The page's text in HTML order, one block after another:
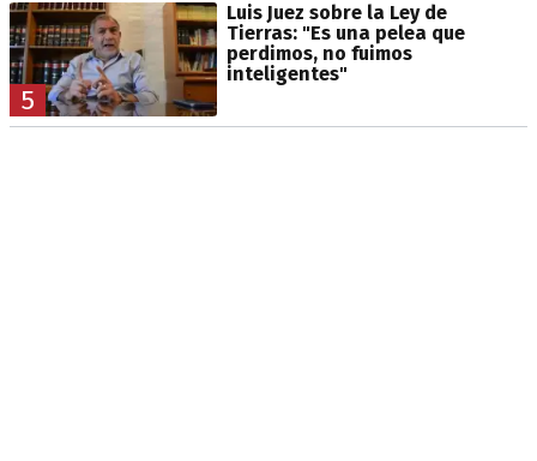
5
Luis Juez sobre la Ley de
Tierras: "Es una pelea que
perdimos, no fuimos
inteligentes"